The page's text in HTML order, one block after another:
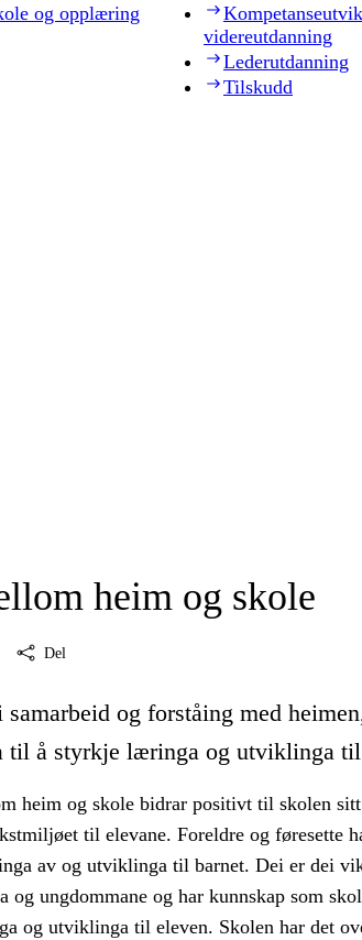
og opplæring
videreutdanning
Lederutdanning
Tilskudd
heim og skole
Del
og forståing med
til å styrkje læringa og utviklinga til
heim og skole bidrar positivt til skolen
til elevane. Foreldre og føresette
av og utviklinga til barnet. Dei er dei
og ungdommane og har kunnskap som
og utviklinga til eleven. Skolen har det